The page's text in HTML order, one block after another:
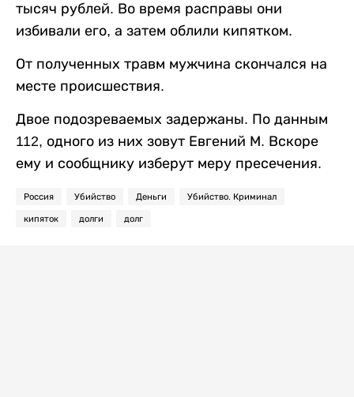
тысяч рублей. Во время расправы они
избивали его, а затем облили кипятком.
От полученных травм мужчина скончался на
месте происшествия.
Двое подозреваемых задержаны. По данным
112, одного из них зовут Евгений М. Вскоре
ему и сообщнику изберут меру пресечения.
Россия Убийство Деньги Убийство. Криминал
кипяток долги долг